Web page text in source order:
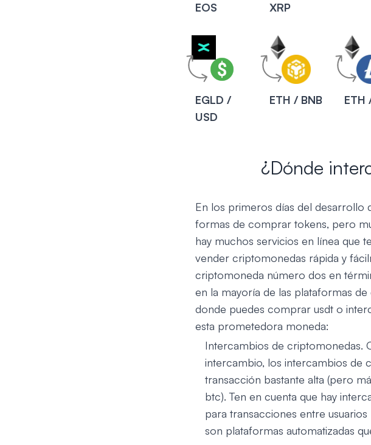
EOS
XRP
EGLD /
USD
ETH / BNB ETH
¿Dónde
En los primeros días del desarrollo
formas de comprar tokens, pero
hay muchos servicios en línea que
vender criptomonedas rápida y
criptomoneda número dos en
en la mayoría de las plataformas
donde puedes comprar usdt o
esta prometedora moneda:
Intercambios de criptomonedas.
intercambio, los intercambios de
transacción bastante alta (pero
btc). Ten en cuenta que hay
para transacciones entre
son plataformas automatizadas